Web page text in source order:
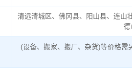
清远清城区、佛冈县、阳山县、连山
德
(设备、搬家、搬厂、杂货)等价格需